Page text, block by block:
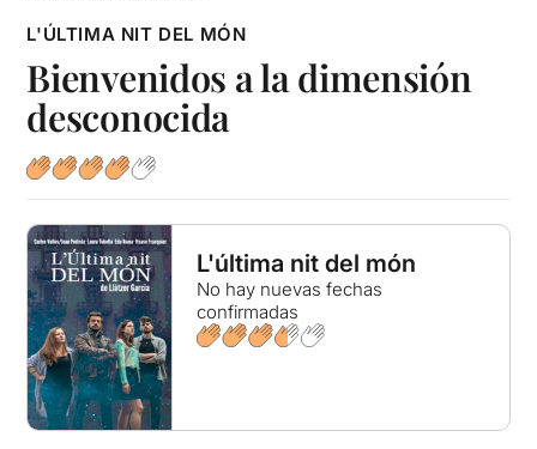
L'ÚLTIMA NIT DEL MÓN
Bienvenidos a la dimensión
desconocida
L'última nit del món
No hay nuevas fechas
confirmadas